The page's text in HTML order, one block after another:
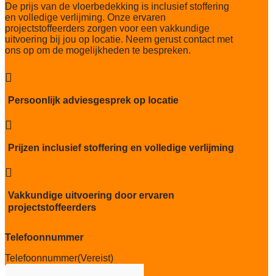
De prijs van de vloerbedekking is inclusief stoffering
en volledige verlijming. Onze ervaren
projectstoffeerders zorgen voor een vakkundige
uitvoering bij jou op locatie. Neem gerust contact met
ons op om de mogelijkheden te bespreken.

Persoonlijk adviesgesprek op locatie

Prijzen inclusief stoffering en volledige verlijming

Vakkundige uitvoering door ervaren
projectstoffeerders
Telefoonnummer
Telefoonnummer(Vereist)